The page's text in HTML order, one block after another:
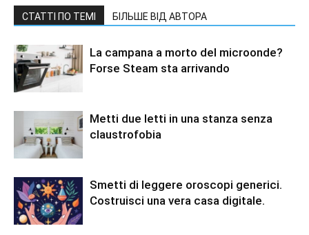
СТАТТІ ПО ТЕМІ БІЛЬШЕ ВІД АВТОРА
La campana a morto del microonde?
Forse Steam sta arrivando
Metti due letti in una stanza senza
claustrofobia
Smetti di leggere oroscopi generici.
Costruisci una vera casa digitale.